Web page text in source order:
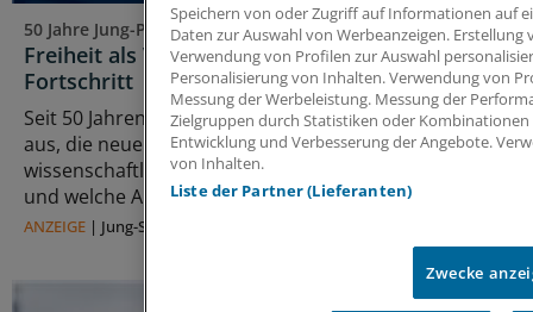
50 Jahre Jung-Preis
Freiheit als Voraussetzung für medizinischen
Fortschritt
Seit 50 Jahren zeichnet die Jung-Stiftung Forschung
aus, die neue Wege in der Medizin eröffnet. Warum
wissenschaftliche Freiheit eine zentrale Rolle spielt –
und welche Arbeiten ausgezeichnet werden.
ANZEIGE | Jung-Stiftung für Wissenschaft und Forschung
Speichern von oder Zugriff auf Informationen auf
Daten zur Auswahl von Werbeanzeigen.
Verwendung von Profilen zur Auswahl
Personalisierung von Inhalten. Verwendung von
Messung der Werbeleistung. Messung der
Zielgruppen durch Statistiken oder
Entwicklung und Verbesserung der Angebote.
von Inhalten.
Liste der Partner (Lieferanten)
Zwecke